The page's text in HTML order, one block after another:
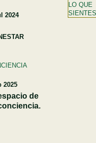
2024
2025
de